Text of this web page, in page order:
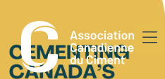
principal